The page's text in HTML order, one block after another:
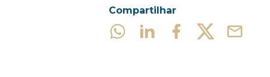
Compartilhar